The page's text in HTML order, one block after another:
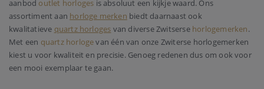
aanbod outlet horloges is absoluut een kijkje waard. Ons
assortiment aan horloge merken biedt daarnaast ook
kwalitatieve quartz horloges van diverse Zwitserse horlogemerken.
Met een quartz horlogevan één van onze Zwiterse horlogemerken
kiest u voor kwaliteit en precisie. Genoeg redenen dus om ook voor
een mooi exemplaar te gaan.